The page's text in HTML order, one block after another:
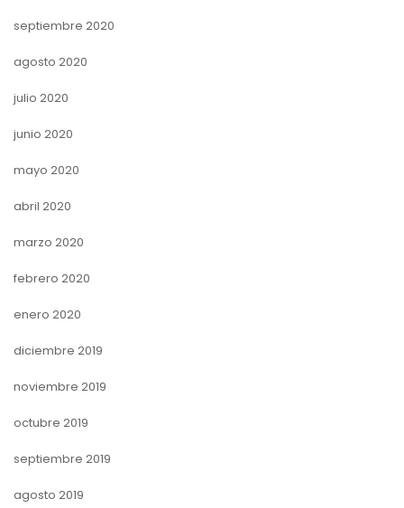
septiembre 2020
agosto 2020
julio 2020
junio 2020
mayo 2020
abril 2020
marzo 2020
febrero 2020
enero 2020
diciembre 2019
noviembre 2019
octubre 2019
septiembre 2019
agosto 2019